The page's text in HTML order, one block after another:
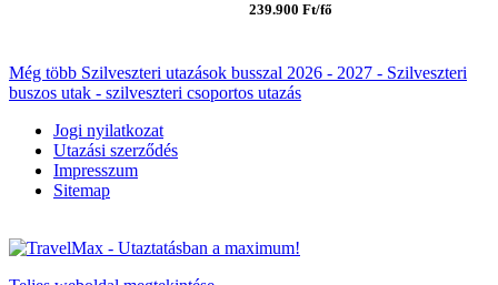
239.900 Ft/fő
Még több Szilveszteri utazások busszal 2026 - 2027 - Szilveszteri
buszos utak - szilveszteri csoportos utazás
Jogi nyilatkozat
Utazási szerződés
Impresszum
Sitemap